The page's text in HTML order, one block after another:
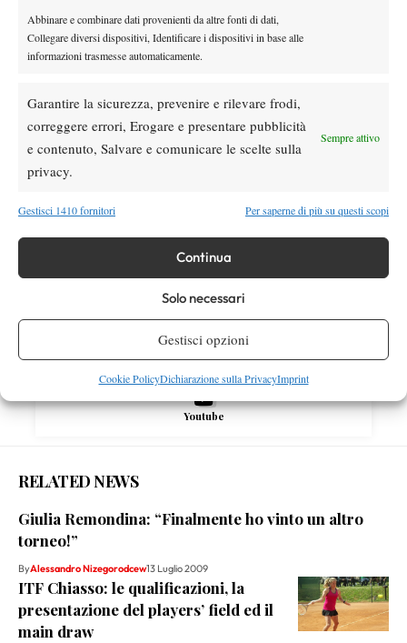
Abbinare e combinare dati provenienti da altre fonti di dati,
Collegare diversi dispositivi, Identificare i dispositivi in base alle
informazioni trasmesse automaticamente.
Garantire la sicurezza, prevenire e rilevare frodi,
correggere errori, Erogare e presentare pubblicità
e contenuto, Salvare e comunicare le scelte sulla
privacy.
Sempre attivo
Gestisci 1410 fornitori Per saperne di più su questi scopi
Continua
Solo necessari
Gestisci opzioni
Cookie PolicyDichiarazione sulla PrivacyImprint
Atp
Masters 1000 Montreal 2026: Darderi
SOCIAL
Instagram
Youtube
RELATED NEWS
Giulia Remondina: “Finalmente ho vinto un altro
torneo!”
ByAlessandro Nizegorodcew13 Luglio 2009
ITF Chiasso: le qualificazioni, la
presentazione del players’ field ed il
main draw